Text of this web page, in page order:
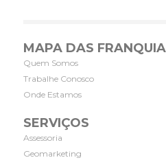
MAPA DAS
Quem Somos
Trabalhe Conosco
Onde Estamos
SERVIÇOS
Assessoria
Geomarketing